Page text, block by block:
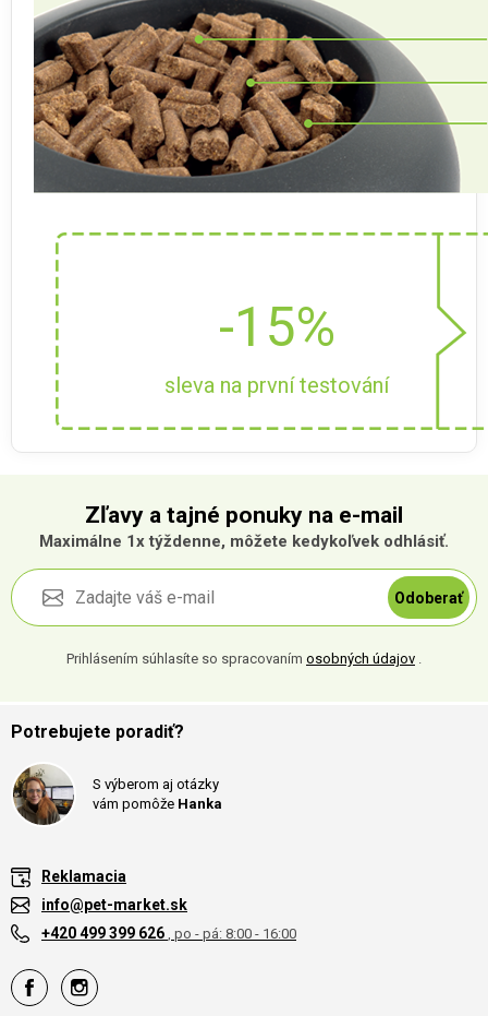
-15%
sleva na první testování
Zľavy a tajné ponuky na e-mail
Maximálne 1x týždenne, môžete kedykoľvek odhlásiť.
Odoberať
Prihlásením súhlasíte so spracovaním osobných údajov .
Potrebujete poradiť?
S výberom aj otázky
vám pomôže Hanka
Reklamacia
info@pet-market.sk
+420 499 399 626 , po - pá: 8:00 - 16:00